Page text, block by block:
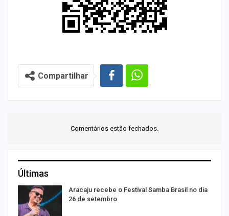
Compartilhar
Comentários estão fechados.
Últimas
Aracaju recebe o Festival Samba Brasil no dia
26 de setembro